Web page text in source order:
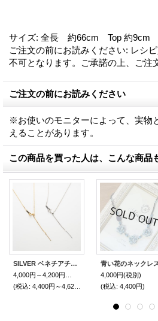
サイズ: 全長 約66cm Top 約9cm
ご注文の前にお読みください: レシ
不可となります。ご承諾の上、ご注
ご注文の前にお読みください
※お使いのモニターによって、実物
えることがあります。
この商品を買った人は、こんな商品
SILVER ベネチアチェーンネックレス スライドピン付き 45cm
(税込: 4,400円～4,620円)
4,000円(税別)
(税込: 4,400円)